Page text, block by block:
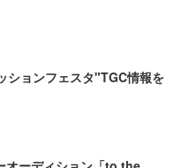
ションフェスタ"TGC情報を